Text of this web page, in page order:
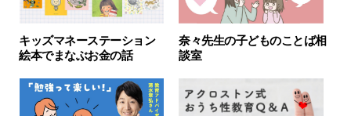
キッズマネーステーション
絵本でまなぶお金の話
奈々先生の子どものことば相
談室